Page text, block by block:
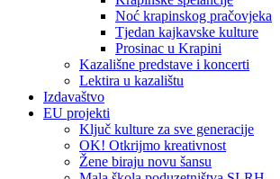
Noć krapinskog pračovjeka
Tjedan kajkavske kulture
Prosinac u Krapini
Kazališne predstave i koncerti
Lektira u kazalištu
Izdavaštvo
EU projekti
Ključ kulture za sve generacije
OK! Otkrijmo kreativnost
Žene biraju novu šansu